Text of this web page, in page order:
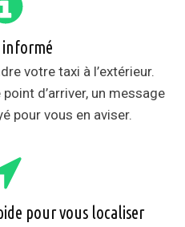
informé
votre taxi à l’extérieur.
d’arriver, un message
pour vous en aviser.
pour vous localiser